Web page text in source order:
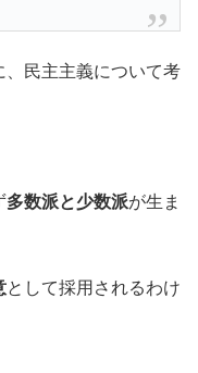
、民主主義について考
多数派と少数派が生ま
として採用されるわけ